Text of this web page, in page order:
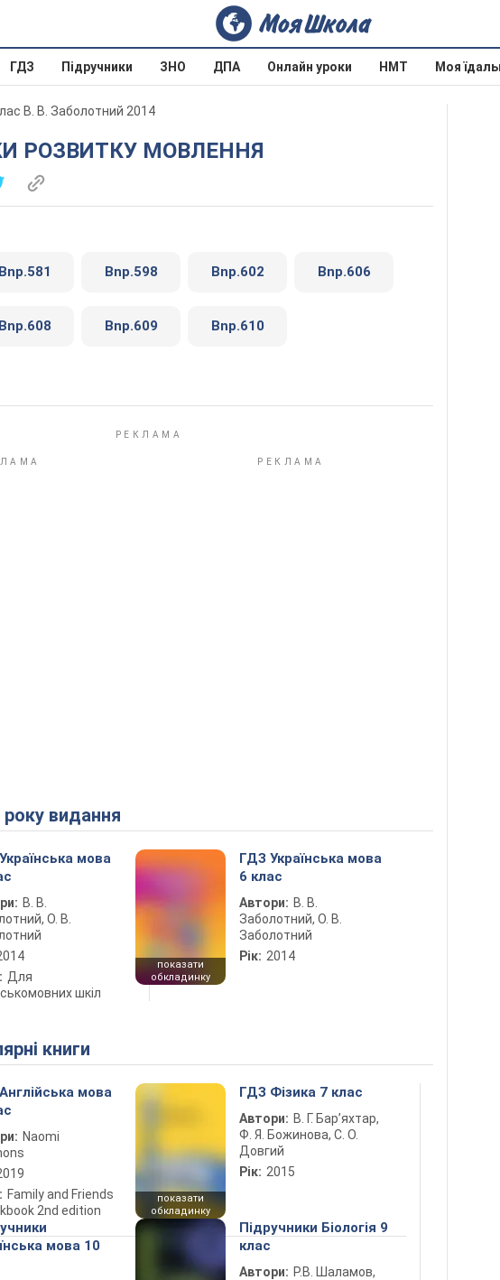
ГДЗ Підручники ЗНО ДПА Онлайн уроки НМТ Моя
В. В. Заболотний 2014
РОЗВИТКУ МОВЛЕННЯ
Bnp.581 Bnp.598 Bnp.602 Bnp.606
Bnp.608 Bnp.609 Bnp.610
року видання
мова
В. В.
О. В.
Для
шкіл
показати
обкладинку
ГДЗ Українська мова
6 клас
Автори: В. В.
Заболотний, О. В.
Заболотний
Рік: 2014
книги
мова
Naomi
Family and Friends
2nd edition
показати
обкладинку
ГДЗ Фізика 7 клас
Автори: В. Г. Бар’яхтар,
Ф. Я. Божинова, С. О.
Довгий
Рік: 2015
мова 10
Підручники Біологія 9
клас
Автори: Р.В. Шаламов,